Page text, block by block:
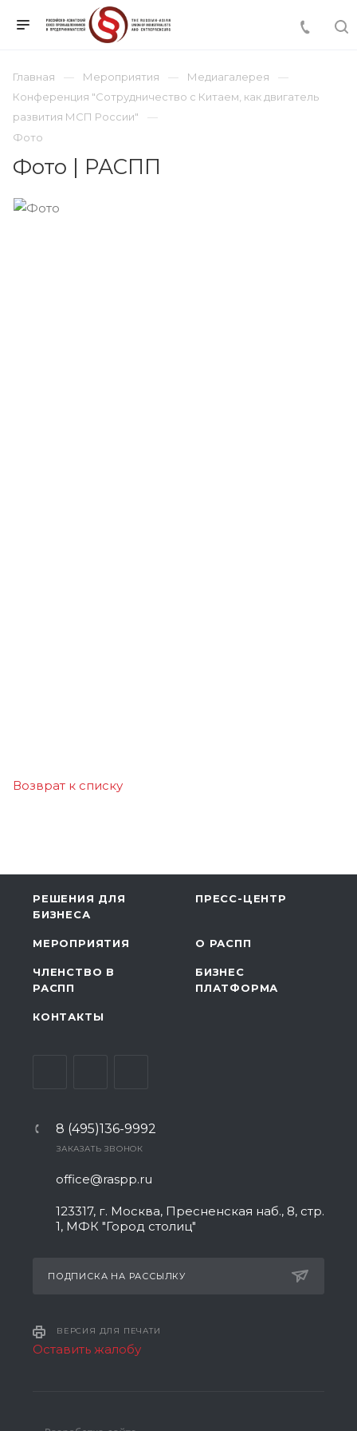
Главная Мероприятия
Медиагалерея
Конференция "Сотрудничество с Китаем, как двигатель
развития МСП России"
Фото
Фото | РАСПП
Возврат к списку
РЕШЕНИЯ ДЛЯ
БИЗНЕСА
ПРЕСС-ЦЕНТР
МЕРОПРИЯТИЯ О РАСПП
ЧЛЕНСТВО В
РАСПП
БИЗНЕС
ПЛАТФОРМА
КОНТАКТЫ
8 (495)136-9992
ЗАКАЗАТЬ ЗВОНОК
office@raspp.ru
123317, г. Москва, Пресненская наб., 8, стр.
1, МФК "Город столиц"
ПОДПИСКА НА РАССЫЛКУ
ВЕРСИЯ ДЛЯ ПЕЧАТИ
Оставить жалобу